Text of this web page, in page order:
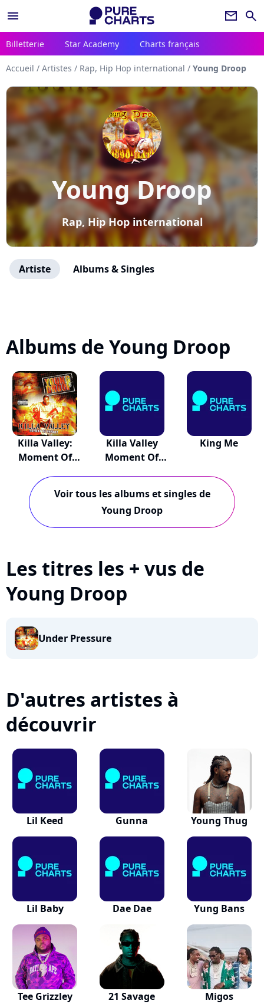
menu newsletter search
Billetterie Star Academy Charts français
Accueil / Artistes / Rap, Hip Hop international / Young Droop
Young Droop
Rap, Hip Hop international
Artiste Albums & Singles
Albums de Young Droop
Killa Valley:
Moment Of
Killa Valley
Moment Of
King Me
Voir tous les albums et singles de
Young Droop
Les titres les + vus de
Young Droop
Under Pressure
D'autres artistes à
découvrir
Lil Keed Gunna Young Thug
Lil Baby Dae Dae Yung Bans
Tee Grizzley 21 Savage Migos